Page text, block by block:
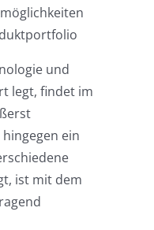
und
legt, findet im
ein
ist mit dem